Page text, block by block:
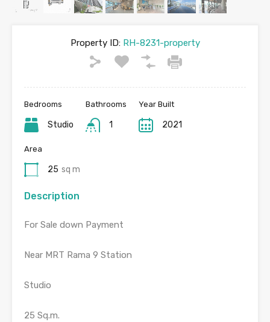
Property ID:RH-8231-property
Bedrooms
Studio
Bathrooms
1
Year Built
2021
Area
25 sq m
Description
For Sale down Payment
Near MRT Rama 9 Station
Studio
25 Sq.m.